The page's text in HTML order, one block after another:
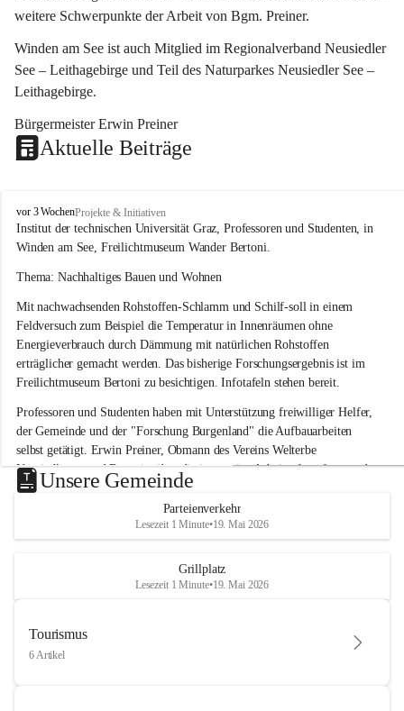
weitere Schwerpunkte der Arbeit von Bgm. Preiner.
Winden am See ist auch Mitglied im Regionalverband Neusiedler
See – Leithagebirge und Teil des Naturparkes Neusiedler See –
Leithagebirge.
Bürgermeister Erwin Preiner
Aktuelle Beiträge
W
i
n
e
a
m
S
e
e
vor 3 WochenProjekte & Initiativen
Institut der technischen Universität Graz, Professoren und Studenten, in
Winden am See, Freilichtmuseum Wander Bertoni.
Thema: Nachhaltiges Bauen und Wohnen
Mit nachwachsenden Rohstoffen-Schlamm und Schilf-soll in einem
Feldversuch zum Beispiel die Temperatur in Innenräumen ohne
Energieverbrauch durch Dämmung mit natürlichen Rohstoffen
erträglicher gemacht werden. Das bisherige Forschungsergebnis ist im
Freilichtmuseum Bertoni zu besichtigen. Infotafeln stehen bereit.
Professoren und Studenten haben mit Unterstützung freiwilliger Helfer,
der Gemeinde und der "Forschung Burgenland" die Aufbauarbeiten
selbst getätigt. Erwin Preiner, Obmann des Vereins Welterbe
Neusiedlersee und Bgm. ist über die innovative Arbeit sehr erfreut und
hofft auf baldige praktische Anwendung der Forschungsergebnisse.
Gerade in Zeiten des Klimawandels ist jede technologische Innovation
wichtig!
Unsere Gemeinde
Parteienverkehr
Lesezeit 1 Minute•19. Mai 2026
Grillplatz
Lesezeit 1 Minute•19. Mai 2026
Tourismus
6 Artikel